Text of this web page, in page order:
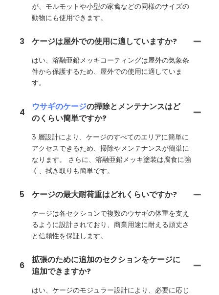
が、モルモットや小型の家禽などの同様のサイズの
動物にも使用できます。
3 ケージは屋外での使用に適していますか?
はい、溶融亜鉛メッキコーティングは屋外の気象条
件から保護するため、屋外での使用に適していま
す。
4
ウサギのケージの掃除とメンテナンスはど
のくらい簡単ですか?
3 層設計により、ケージのすべてのエリアに簡単に
アクセスできるため、掃除やメンテナンスが簡単に
なります。 さらに、溶融亜鉛メッキ塗装は腐食に強
く、拭き取りも簡単です。
5 ケージの最大耐荷重はどれくらいですか?
ケージは各セクションで複数のウサギの体重を支え
るように設計されており、商業用途に耐える頑丈さ
と信頼性を保証します。
6
拡張のために追加のセクションをケージに
追加できますか?
はい、ケージのモジュラー設計により、必要に応じ